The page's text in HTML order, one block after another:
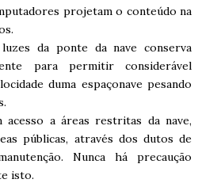
projetam o conteúdo na
da ponte da nave conserva
para permitir considerável
duma espaçonave pesando
acesso a áreas restritas da nave,
públicas, através dos dutos de
Nunca há precaução
isto.